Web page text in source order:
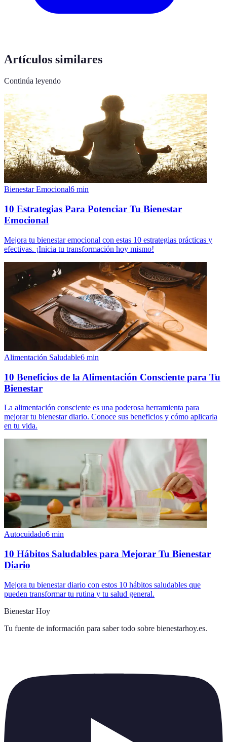
Artículos similares
Continúa leyendo
Bienestar Emocional6 min
10 Estrategias Para Potenciar Tu Bienestar
Emocional
Mejora tu bienestar emocional con estas 10 estrategias prácticas y
efectivas. ¡Inicia tu transformación hoy mismo!
Alimentación Saludable6 min
10 Beneficios de la Alimentación Consciente para Tu
Bienestar
La alimentación consciente es una poderosa herramienta para
mejorar tu bienestar diario. Conoce sus beneficios y cómo aplicarla
en tu vida.
Autocuidado6 min
10 Hábitos Saludables para Mejorar Tu Bienestar
Diario
Mejora tu bienestar diario con estos 10 hábitos saludables que
pueden transformar tu rutina y tu salud general.
Bienestar Hoy
Tu fuente de información para saber todo sobre bienestarhoy.es.